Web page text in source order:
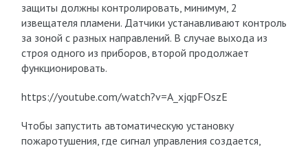
защиты должны контролировать, минимум, 2
извещателя пламени. Датчики устанавливают контроль
за зоной с разных направлений. В случае выхода из
строя одного из приборов, второй продолжает
функционировать.
https://youtube.com/watch?v=A_xjqpFOszE
Чтобы запустить автоматическую установку
пожаротушения, где сигнал управления создается,